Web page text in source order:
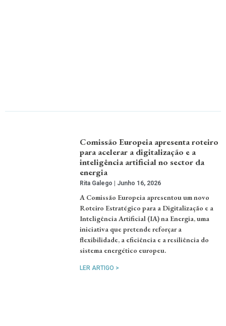
Comissão Europeia apresenta roteiro
para acelerar a digitalização e a
inteligência artificial no sector da
energia
Rita Galego Junho 16, 2026
A Comissão Europeia apresentou um novo
Roteiro Estratégico para a Digitalização e a
Inteligência Artificial (IA) na Energia, uma
iniciativa que pretende reforçar a
flexibilidade, a eficiência e a resiliência do
sistema energético europeu.
LER ARTIGO >